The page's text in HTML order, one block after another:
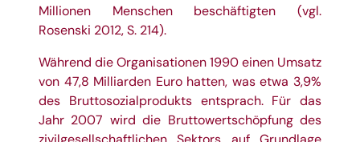
Millionen Menschen beschäftigten (vgl.
Rosenski 2012, S. 214).
Während die Organisationen 1990 einen Umsatz
von 47,8 Milliarden Euro hatten, was etwa 3,9%
des Bruttosozialprodukts entsprach. Für das
Jahr 2007 wird die Bruttowertschöpfung des